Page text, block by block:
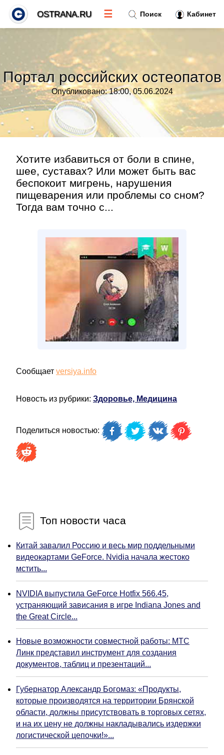
Портал российских остеопатов
Опубликовано: 18:00, 05.06.2024
Хотите избавиться от боли в спине,
шее, суставах? Или может быть вас
беспокоит мигрень, нарушения
пищеварения или проблемы со сном?
Тогда вам точно с...
Сообщает versiya.info
Новость из рубрики: Здоровье, Медицина
Поделиться новостью:
Топ новости часа
Китай завалил Россию и весь мир поддельными
видеокартами GeForce. Nvidia начала жестоко
мстить...
NVIDIA выпустила GeForce Hotfix 566.45,
устраняющий зависания в игре Indiana Jones and
the Great Circle...
Новые возможности совместной работы: МТС
Линк представил инструмент для создания
документов, таблиц и презентаций...
Губернатор Александр Богомаз: «Продукты,
которые производятся на территории Брянской
области, должны присутствовать в торговых сетях,
и на их цену не должны накладывались издержки
логистической цепочки!»...
Поиск Кабинет
OSTRANA.RU ☰
Тренды новостей»
Рубрики»
Контакт»